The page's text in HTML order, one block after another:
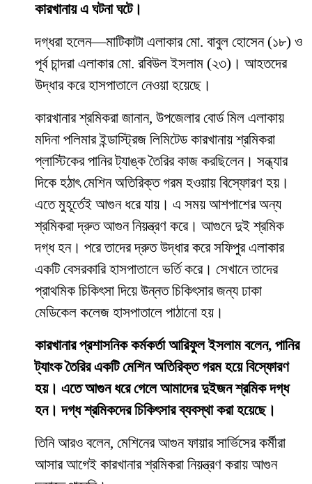
কারখানায় এ ঘটনা ঘটে।
দগ্ধরা হলেন—মাটিকাটা এলাকার মো. বাবুল হোসেন (১৮) ও
পূর্ব চান্দরা এলাকার মো. রবিউল ইসলাম (২৩)। আহতদের
উদ্ধার করে হাসপাতালে নেওয়া হয়েছে।
কারখানার শ্রমিকরা জানান, উপজেলার বোর্ড মিল এলাকায়
মদিনা পলিমার ইন্ডাস্ট্রিজ লিমিটেড কারখানায় শ্রমিকরা
প্লাস্টিকের পানির ট্যাঙ্ক তৈরির কাজ করছিলেন। সন্ধ্যার
দিকে হঠাৎ মেশিন অতিরিক্ত গরম হওয়ায় বিস্ফোরণ হয়।
এতে মুহূর্তেই আগুন ধরে যায়। এ সময় আশপাশের অন্য
শ্রমিকরা দ্রুত আগুন নিয়ন্ত্রণ করে। আগুনে দুই শ্রমিক
দগ্ধ হন। পরে তাদের দ্রুত উদ্ধার করে সফিপুর এলাকার
একটি বেসরকারি হাসপাতালে ভর্তি করে। সেখানে তাদের
প্রাথমিক চিকিৎসা দিয়ে উন্নত চিকিৎসার জন্য ঢাকা
মেডিকেল কলেজ হাসপাতালে পাঠানো হয়।
কারখানার প্রশাসনিক কর্মকর্তা আরিফুল ইসলাম বলেন, পানির
ট্যাংক তৈরির একটি মেশিন অতিরিক্ত গরম হয়ে বিস্ফোরণ
হয়। এতে আগুন ধরে গেলে আমাদের দুইজন শ্রমিক দগ্ধ
হন। দগ্ধ শ্রমিকদের চিকিৎসার ব্যবস্থা করা হয়েছে।
তিনি আরও বলেন, মেশিনের আগুন ফায়ার সার্ভিসের কর্মীরা
আসার আগেই কারখানার শ্রমিকরা নিয়ন্ত্রণ করায় আগুন